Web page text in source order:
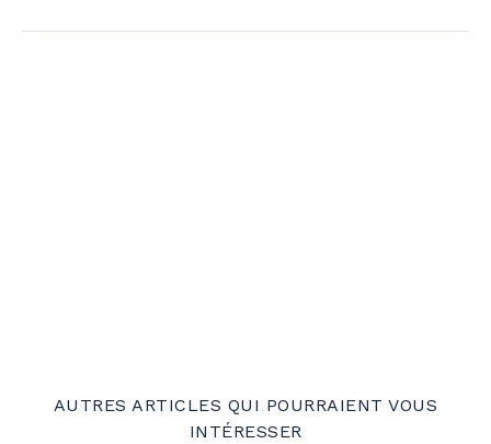
AUTRES ARTICLES QUI POURRAIENT VOUS
INTÉRESSER